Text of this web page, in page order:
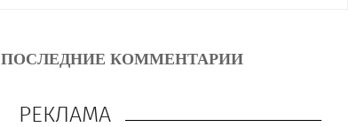
ПОСЛЕДНИЕ КОММЕНТАРИИ
РЕКЛАМА